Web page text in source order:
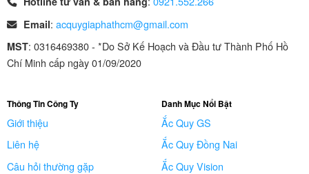
Email: acquygiaphathcm@gmail.com
MST: 0316469380 - *Do Sở Kế Hoạch và Đầu tư Thành Phố Hồ
Chí Minh cấp ngày 01/09/2020
Thông Tin Công Ty
Giới thiệu
Liên hệ
Câu hỏi thường gặp
Danh Mục Nổi Bật
Ắc Quy GS
Ắc Quy Đồng Nai
Ắc Quy Vision